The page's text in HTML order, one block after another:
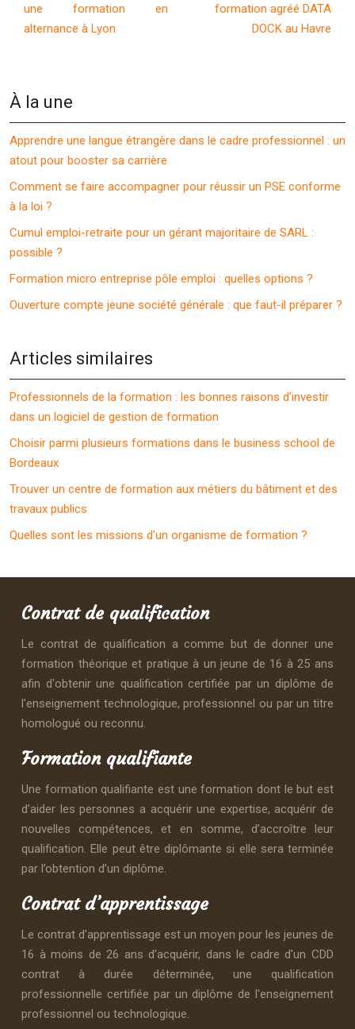
une formation en
alternance à Lyon
formation agréé DATA
DOCK au Havre
À la une
Apprendre une langue étrangère dans le cadre professionnel : un
atout pour booster sa carrière
Comment se faire accompagner pour réussir un PSE conforme
à la loi ?
Cumul emploi-retraite pour un gérant majoritaire de SARL :
possible ?
Formation micro entreprise pôle emploi : quelles options ?
Ouverture compte jeune société générale : que faut-il préparer ?
Articles similaires
Professionnels de la formation : les bonnes raisons d’investir
dans un logiciel de gestion de formation
Choisir parmi plusieurs formations dans le business school de
Bordeaux
Trouver un centre de formation aux métiers du bâtiment et des
travaux publics
Quelles sont les missions d’un organisme de formation ?
Contrat de qualification
Le contrat de qualification a comme but de donner une
formation théorique et pratique à un jeune de 16 à 25 ans
afin d'obtenir une qualification certifiée par un diplôme de
l'enseignement technologique, professionnel ou par un titre
homologué ou reconnu.
Formation qualifiante
Une formation qualifiante est une formation dont le but est
d’aider les personnes a acquérir une expertise, acquérir de
nouvelles compétences, et en somme, d’accroître leur
qualification. Elle peut être diplômante si elle sera terminée
par l’obtention d’un diplôme.
Contrat d’apprentissage
Le contrat d'apprentissage est un moyen pour les jeunes de
16 à moins de 26 ans d'acquérir, dans le cadre d'un CDD
contrat à durée déterminée, une qualification
professionnelle certifiée par un diplôme de l'enseignement
professionnel ou technologique.